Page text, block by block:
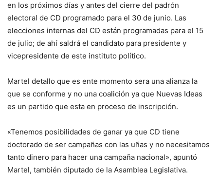
en los próximos días y antes del cierre del padrón
electoral de CD programado para el 30 de junio. Las
elecciones internas del CD están programadas para el 15
de julio; de ahí saldrá el candidato para presidente y
vicepresidente de este instituto político.
Martel detallo que es ente momento sera una alianza la
que se conforme y no una coalición ya que Nuevas Ideas
es un partido que esta en proceso de inscripción.
«Tenemos posibilidades de ganar ya que CD tiene
doctorado de ser campañas con las uñas y no necesitamos
tanto dinero para hacer una campaña nacional», apuntó
Martel, también diputado de la Asamblea Legislativa.